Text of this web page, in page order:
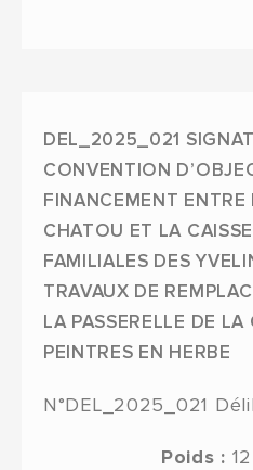
DEL_2025_021
CONVENTION
FINANCEMENT
CHATOU ET LA
FAMILIALES DES
TRAVAUX DE
LA PASSERELLE DE LA
PEINTRES EN HERBE
N°DEL_2025_021
Poids :